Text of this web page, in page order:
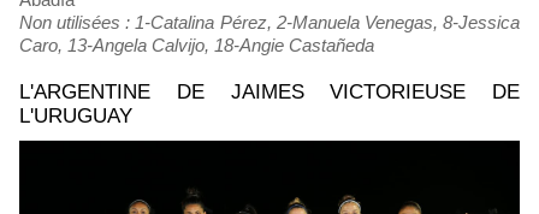
Non utilisées : 1-Catalina Pérez, 2-Manuela Venegas, 8-Jessica
Caro, 13-Angela Calvijo, 18-Angie Castañeda
L'ARGENTINE DE JAIMES VICTORIEUSE DE
L'URUGUAY